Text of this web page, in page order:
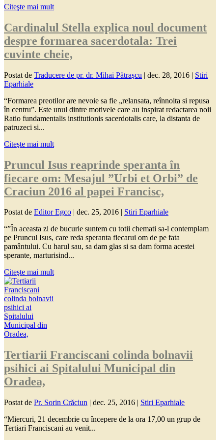
Citeşte mai mult
Cardinalul Stella explica noul document
despre formarea sacerdotala: Trei
cuvinte cheie,
Postat de Traducere de pr. dr. Mihai Pătraşcu | dec. 28, 2016 | Stiri
Eparhiale
“Formarea preotilor are nevoie sa fie „relansata, reînnoita si repusa
în centru”. Este unul dintre motivele care au inspirat redactarea noii
Ratio fundamentalis institutionis sacerdotalis care, la distanta de
patruzeci si...
Citeşte mai mult
Pruncul Isus reaprinde speranta în
fiecare om: Mesajul ”Urbi et Orbi” de
Craciun 2016 al papei Francisc,
Postat de Editor Egco | dec. 25, 2016 | Stiri Eparhiale
“”În aceasta zi de bucurie suntem cu totii chemati sa-l contemplam
pe Pruncul Isus, care reda speranta fiecarui om de pe fata
pamântului. Cu harul sau, sa dam glas si sa dam forma acestei
sperante, marturisind...
Citeşte mai mult
Tertiarii Franciscani colinda bolnavii
psihici ai Spitalului Municipal din
Oradea,
Postat de Pr. Sorin Crăciun | dec. 25, 2016 | Stiri Eparhiale
“Miercuri, 21 decembrie cu începere de la ora 17,00 un grup de
Tertiari Franciscani au venit...